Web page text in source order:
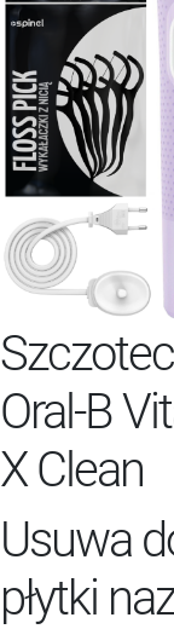
Oral-B
X Clean
Usuwa
płytki